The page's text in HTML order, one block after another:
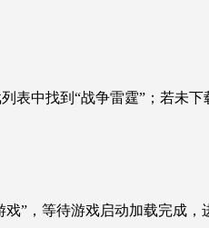
表中找到“战争雷霆”；若未
”，等待游戏启动加载完成